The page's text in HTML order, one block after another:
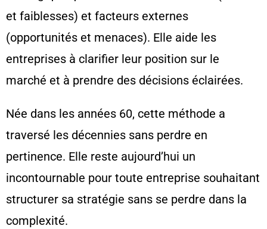
et faiblesses) et facteurs externes
(opportunités et menaces). Elle aide les
entreprises à clarifier leur position sur le
marché et à prendre des décisions éclairées.
Née dans les années 60, cette méthode a
traversé les décennies sans perdre en
pertinence. Elle reste aujourd’hui un
incontournable pour toute entreprise souhaitant
structurer sa stratégie sans se perdre dans la
complexité.